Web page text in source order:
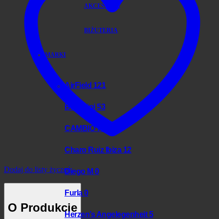
AKCESORIA
BIŻUTERIA
MARKI
AirField 121
Baldinini53
CAMBIO70
Charo Ruiz Ibiza 12
Diego M0
Furla0
Herzen’s Angelegenheit5
Dodaj do listy życzeń
O Produkcie